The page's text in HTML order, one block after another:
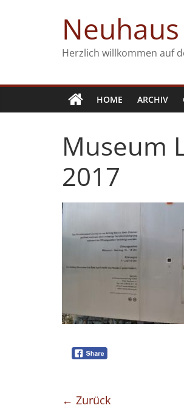
Herzlich willkommen auf
HOME ARCHIV
Museum
2017
← Zurück